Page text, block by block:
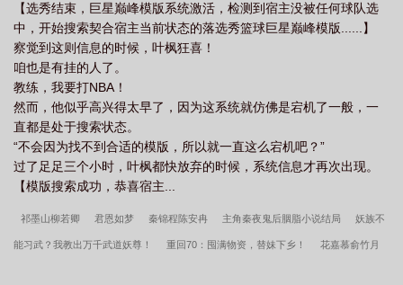
【选秀结束，巨星巅峰模版系统激活，检测到宿主没被任何球队选
中，开始搜索契合宿主当前状态的落选秀篮球巨星巅峰模版......】
察觉到这则信息的时候，叶枫狂喜！
咱也是有挂的人了。
教练，我要打NBA！
然而，他似乎高兴得太早了，因为这系统就仿佛是宕机了一般，一
直都是处于搜索状态。
“不会因为找不到合适的模版，所以就一直这么宕机吧？”
过了足足三个小时，叶枫都快放弃的时候，系统信息才再次出现。
【模版搜索成功，恭喜宿主...
祁墨山柳若卿 君恩如梦 秦锦程陈安冉 主角秦夜鬼后胭脂小说结局 妖族不
能习武？我教出万千武道妖尊！ 重回70：囤满物资，替妹下乡！ 花嘉慕俞竹月